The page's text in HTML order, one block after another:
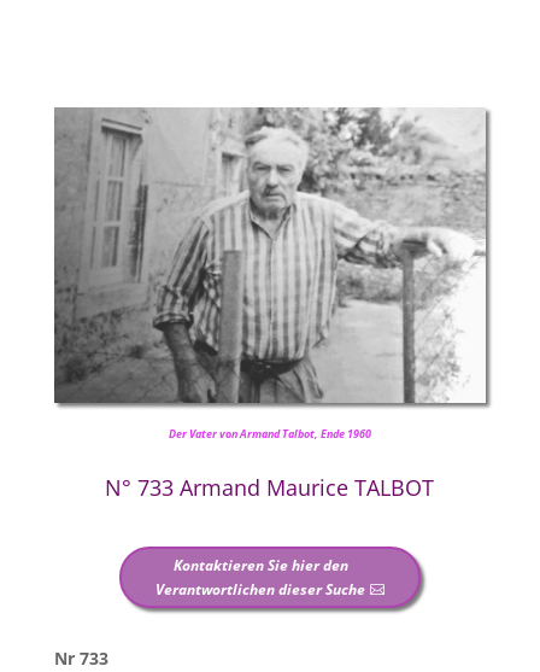
Der Vater von Armand Talbot, Ende 1960
N° 733 Armand Maurice TALBOT
Kontaktieren Sie hier den
Verantwortlichen dieser Suche
Nr 733